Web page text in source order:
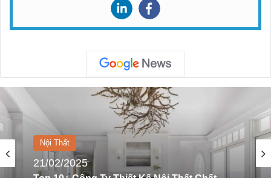
Nội Thất
Nội Thất
08/01/2024